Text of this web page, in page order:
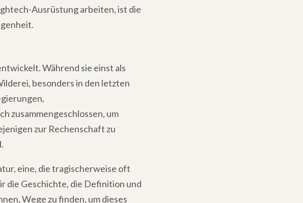
Ausrüstung arbeiten, ist die
Während sie einst als
besonders in den letzten
zusammengeschlossen, um
zur Rechenschaft zu
eine, die tragischerweise oft
die Geschichte, die Definition und
Wege zu finden, um dieses